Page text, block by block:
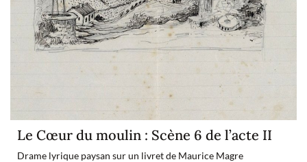
Le Cœur du moulin : Scène 6 de l’acte II
Drame lyrique paysan sur un livret de Maurice Magre